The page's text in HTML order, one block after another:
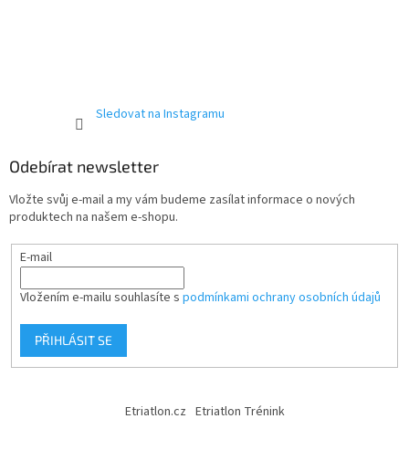
Sledovat na Instagramu
Odebírat newsletter
Vložte svůj e-mail a my vám budeme zasílat informace o nových
produktech na našem e-shopu.
E-mail
Vložením e-mailu souhlasíte s podmínkami ochrany osobních údajů
PŘIHLÁSIT SE
Etriatlon.cz Etriatlon Trénink